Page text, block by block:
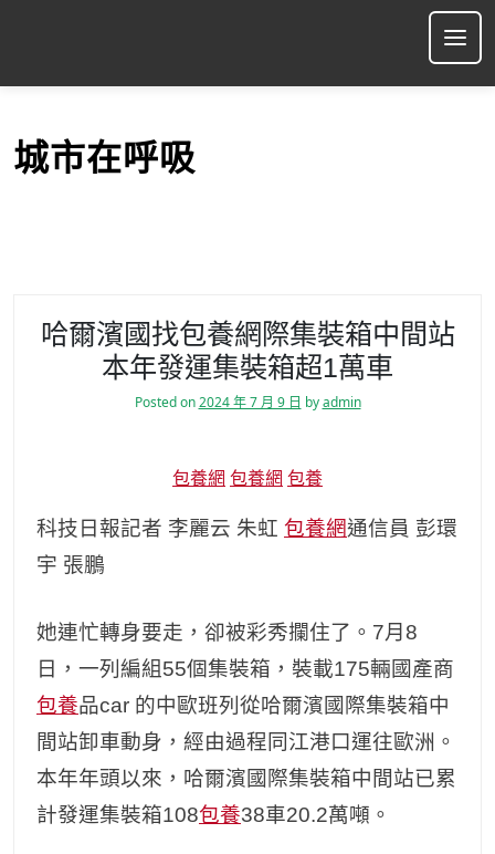
p
城市在呼吸
哈爾濱國找包養網際集裝箱中間站
本年發運集裝箱超1萬車
Posted on2024 年 7 月 9 日 byadmin
包養網 包養網 包養
科技日報記者 李麗云 朱虹 包養網通信員 彭環
宇 張鵬
她連忙轉身要走，卻被彩秀攔住了。7月8
日，一列編組55個集裝箱，裝載175輛國產商
包養品car 的中歐班列從哈爾濱國際集裝箱中
間站卸車動身，經由過程同江港口運往歐洲。
本年年頭以來，哈爾濱國際集裝箱中間站已累
計發運集裝箱108包養38車20.2萬噸。